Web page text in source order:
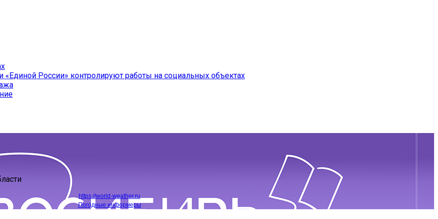
России» контролируют работы на социальных объектах
https://world-weather.ru
Погодные информеры